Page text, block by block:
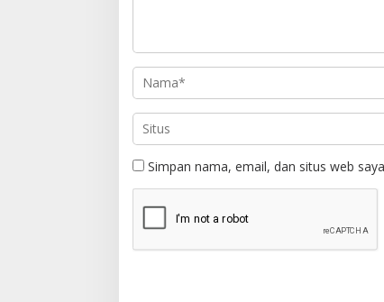
Simpan nama, email, dan situs web